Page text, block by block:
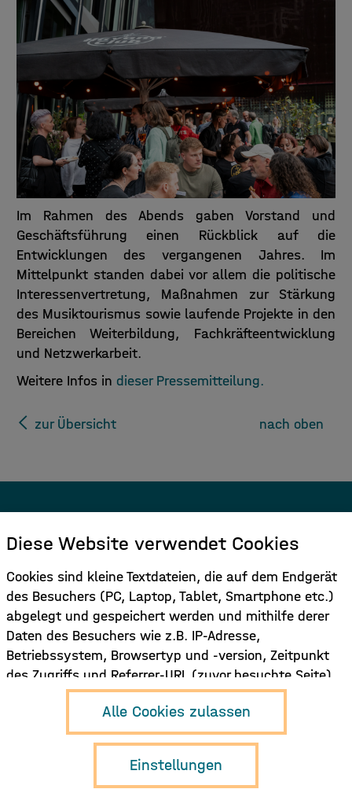
Im Rahmen des Abends gaben Vorstand und
Geschäftsführung einen Rückblick auf die
Entwicklungen des vergangenen Jahres. Im
Mittelpunkt standen dabei vor allem die politische
Interessenvertretung, Maßnahmen zur Stärkung
des Musiktourismus sowie laufende Projekte in den
Bereichen Weiterbildung, Fachkräfteentwicklung
und Netzwerkarbeit.
Weitere Infos in dieser Pressemitteilung.
zur Übersicht nach oben
Melden Sie sich für den Newsletter
Hier Anmelden
Hamburg Music
Business e.V.
Neuer Pferdemarkt 1
D-20359 Hamburg
info{at}musikwirtschaft.org
Diese Website verwendet Cookies
Cookies sind kleine Textdateien, die auf dem Endgerät
des Besuchers (PC, Laptop, Tablet, Smartphone etc.)
abgelegt und gespeichert werden und mithilfe derer
Daten des Besuchers wie z.B. IP-Adresse,
Betriebssystem, Browsertyp und -version, Zeitpunkt
des Zugriffs und Referrer-URL (zuvor besuchte Seite)
verarbeitet werden. Dies dient dazu, die Nutzung der
Funktionen der Internetseite zu ermöglichen und/oder
zu erleichtern und/oder die Nutzung der Seite zu
ihn abgestimmte Inhalte (z.B. Werbung) anzuzeigen.
Einstellungen
Alle Cookies zulassen